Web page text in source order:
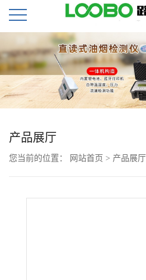
公
司
首
页
公
产品展厅
您当前的位置： 网站首页 > 产品展厅